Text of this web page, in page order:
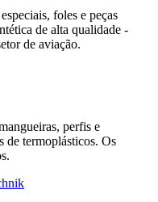
foles e peças
de alta qualidade -
de aviação.
perfis e
de termoplásticos. Os